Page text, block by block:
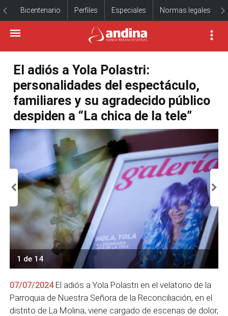
Bicentenario Perfiles Especiales Normas legales
El adiós a Yola Polastri:
personalidades del espectáculo,
familiares y su agradecido público
despiden a “La chica de la tele”
1 de 14
07/07/2024El adiós a Yola Polastri en el velatorio de la
Parroquia de Nuestra Señora de la Reconciliación, en el
distrito de La Molina, viene cargado de escenas de dolor,